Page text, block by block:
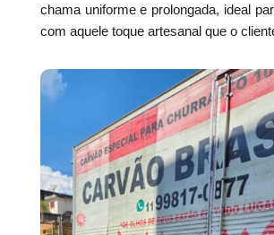
chama uniforme e prolongada, ideal
com aquele toque artesanal que o